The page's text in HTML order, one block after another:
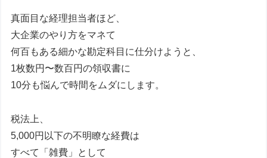
真面目な経理担当者ほど、
大企業のやり方をマネて
何百もある細かな勘定科目に仕分けようと、
1枚数円〜数百円の領収書に
10分も悩んで時間をムダにします。
税法上、
5,000円以下の不明瞭な経費は
すべて「雑費」として